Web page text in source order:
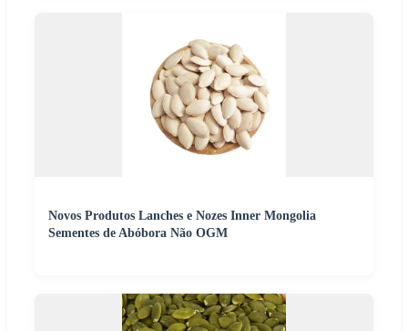
Novos Produtos Lanches e Nozes Inner Mongolia
Sementes de Abóbora Não OGM